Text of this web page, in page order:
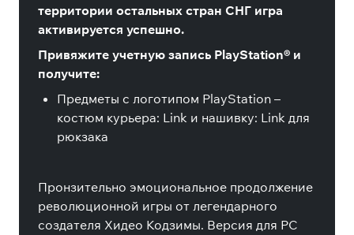
территории остальных стран СНГ игра
активируется успешно.
Привяжите учетную запись PlayStation® и
получите:
Предметы с логотипом PlayStation –
костюм курьера: Link и нашивку: Link для
рюкзака
Пронзительно эмоциональное продолжение
революционной игры от легендарного
создателя Хидео Кодзимы. Версия для PC